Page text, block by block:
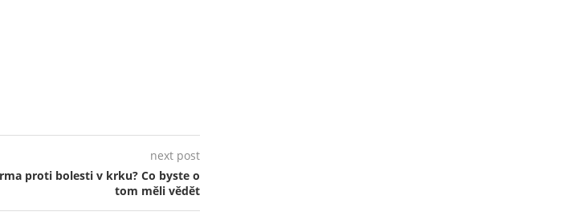
next post
proti bolesti v krku? Co byste o
tom měli vědět